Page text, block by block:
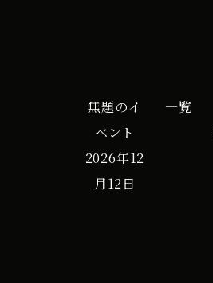
無題のイ
ベント
2026年12
月12日
一覧